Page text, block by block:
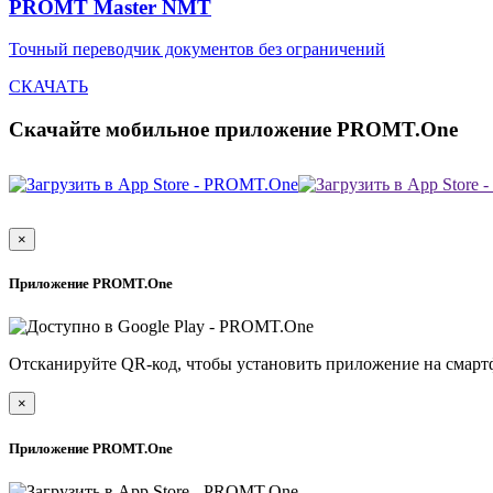
PROMT Master NMT
Точный переводчик документов без ограничений
СКАЧАТЬ
Скачайте мобильное приложение PROMT.One
×
Приложение PROMT.One
Отсканируйте QR-код, чтобы установить приложение на
×
Приложение PROMT.One